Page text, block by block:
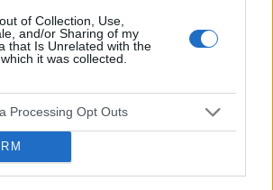
of Collection, Use,
and/or Sharing of my
that Is Unrelated with the
it was collected.
Processing Opt Outs